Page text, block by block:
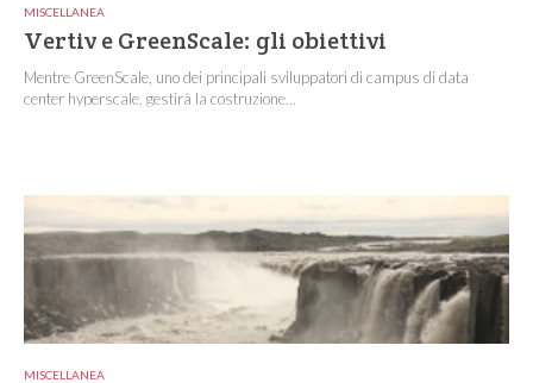
MISCELLANEA
Vertiv e GreenScale: gli obiettivi
Mentre GreenScale, uno dei principali sviluppatori di campus di data
center hyperscale, gestirà la costruzione...
MISCELLANEA